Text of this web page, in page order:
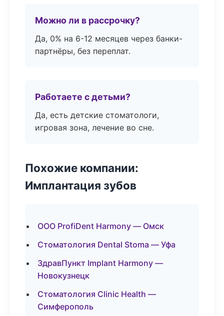
Можно ли в рассрочку?
Да, 0% на 6-12 месяцев через банки-
партнёры, без переплат.
Работаете с детьми?
Да, есть детские стоматологи,
игровая зона, лечение во сне.
Похожие компании:
Имплантация зубов
ООО ProfiDent Harmony — Омск
Стоматология Dental Stoma — Уфа
ЗдравПункт Implant Harmony —
Новокузнецк
Стоматология Clinic Health —
Симферополь